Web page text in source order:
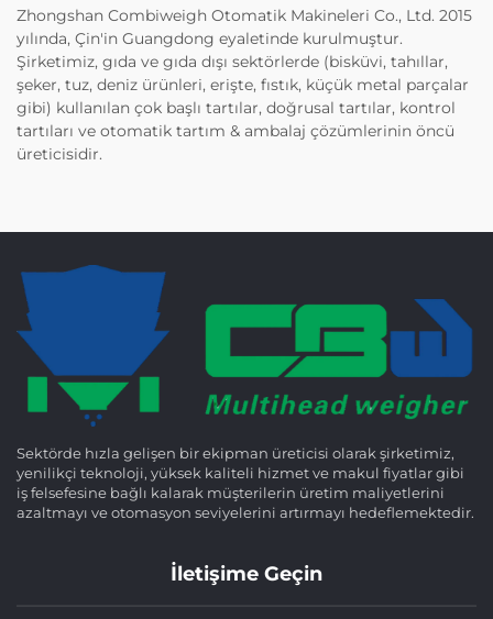
Zhongshan Combiweigh Otomatik Makineleri Co., Ltd. 2015
yılında, Çin'in Guangdong eyaletinde kurulmuştur.
Şirketimiz, gıda ve gıda dışı sektörlerde (bisküvi, tahıllar,
şeker, tuz, deniz ürünleri, erişte, fıstık, küçük metal parçalar
gibi) kullanılan çok başlı tartılar, doğrusal tartılar, kontrol
tartıları ve otomatik tartım & ambalaj çözümlerinin öncü
üreticisidir.
Sektörde hızla gelişen bir ekipman üreticisi olarak şirketimiz,
yenilikçi teknoloji, yüksek kaliteli hizmet ve makul fiyatlar gibi
iş felsefesine bağlı kalarak müşterilerin üretim maliyetlerini
azaltmayı ve otomasyon seviyelerini artırmayı hedeflemektedir.
İletişime Geçin